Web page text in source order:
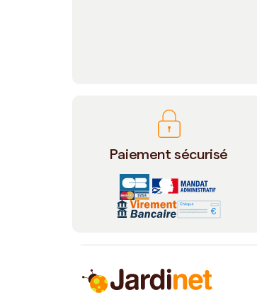
Paiement sécurisé